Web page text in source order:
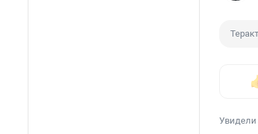
Теракт
Увидели